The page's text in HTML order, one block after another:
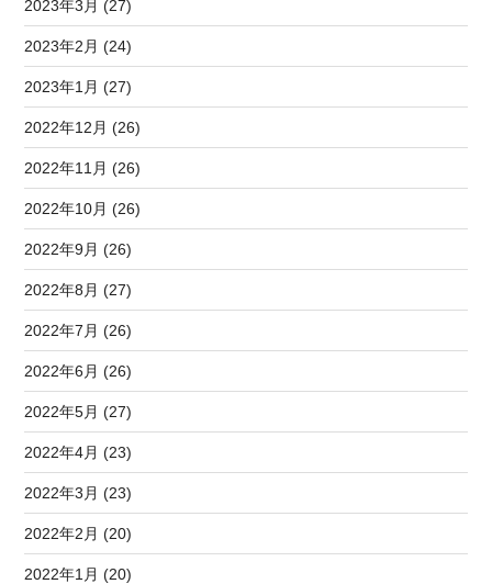
2023年3月 (27)
2023年2月 (24)
2023年1月 (27)
2022年12月 (26)
2022年11月 (26)
2022年10月 (26)
2022年9月 (26)
2022年8月 (27)
2022年7月 (26)
2022年6月 (26)
2022年5月 (27)
2022年4月 (23)
2022年3月 (23)
2022年2月 (20)
2022年1月 (20)